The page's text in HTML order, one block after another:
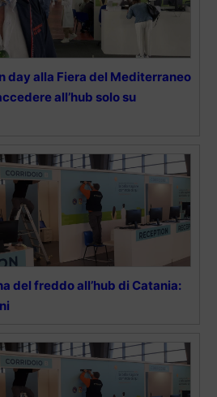
day alla Fiera del Mediterraneo
all’hub solo su
del freddo all’hub di Catania: